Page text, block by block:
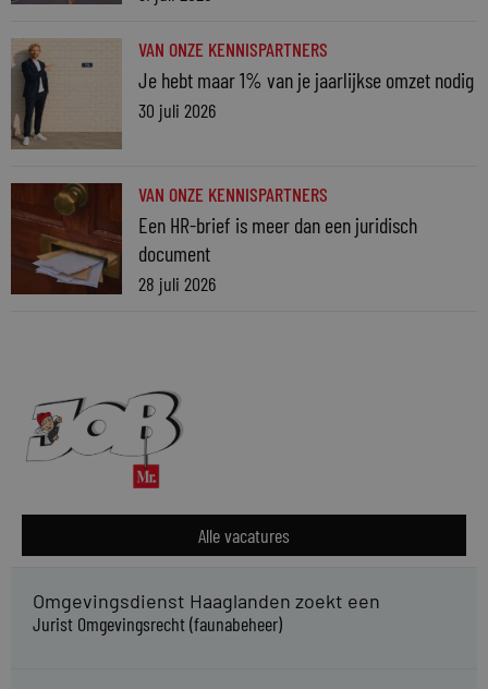
VAN ONZE KENNISPARTNERS
Je hebt maar 1% van je jaarlijkse omzet nodig
30 juli 2026
VAN ONZE KENNISPARTNERS
Een HR-brief is meer dan een juridisch
document
28 juli 2026
Alle vacatures
Omgevingsdienst Haaglanden zoekt een
Jurist Omgevingsrecht (faunabeheer)